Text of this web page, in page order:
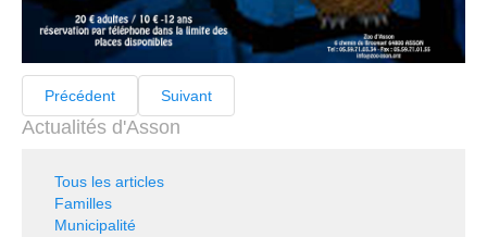
Précédent Suivant
Actualités d'Asson
Tous les articles
Familles
Municipalité